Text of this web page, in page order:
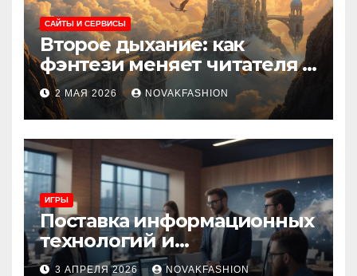
САЙТЫ И СЕРВИСЫ
Второе дыхание: как
фэнтези меняет читателя и
культуру
2 МАЯ 2026 NOVAKFASHION
ИГРЫ
Поставка информационных
технологий и
инновационные решения
3 АПРЕЛЯ 2026 NOVAKFASHION